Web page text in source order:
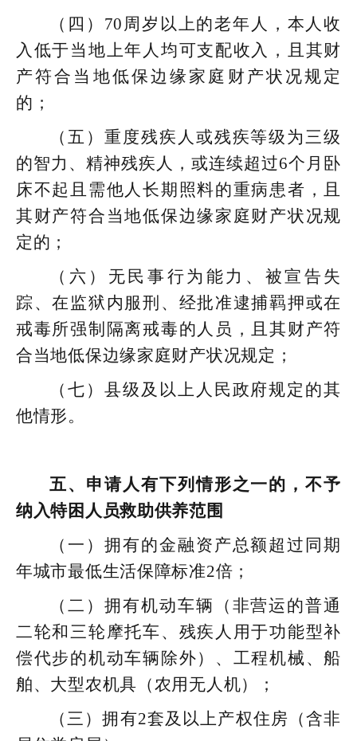
（四）70周岁以上的老年人，本人收
入低于当地上年人均可支配收入，且其财
产符合当地低保边缘家庭财产状况规定
的；
（五）重度残疾人或残疾等级为三级
的智力、精神残疾人，或连续超过6个月卧
床不起且需他人长期照料的重病患者，且
其财产符合当地低保边缘家庭财产状况规
定的；
（六）无民事行为能力、被宣告失
踪、在监狱内服刑、经批准逮捕羁押或在
戒毒所强制隔离戒毒的人员，且其财产符
合当地低保边缘家庭财产状况规定；
（七）县级及以上人民政府规定的其
他情形。
五、申请人有下列情形之一的，不予
纳入特困人员救助供养范围
（一）拥有的金融资产总额超过同期
年城市最低生活保障标准2倍；
（二）拥有机动车辆（非营运的普通
二轮和三轮摩托车、残疾人用于功能型补
偿代步的机动车辆除外）、工程机械、船
舶、大型农机具（农用无人机）；
（三）拥有2套及以上产权住房（含非